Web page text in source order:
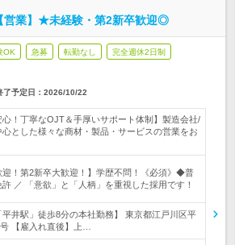
営業】★未経験・第2新卒歓迎◎
OK 急募 転勤なし 完全週休2日制
了予定日： 2026/10/22
心！丁寧なOJT＆手厚いサポート体制】製造会社/
心とした様々な商材・製品・サービスの営業をお
迎！第2新卒大歓迎！】学歴不問！《必須》◆普
／ 「意欲」と「人柄」を重視した採用です！
平井駅」徒歩8分の本社勤務】 東京都江戸川区平
【雇入れ直後】上…